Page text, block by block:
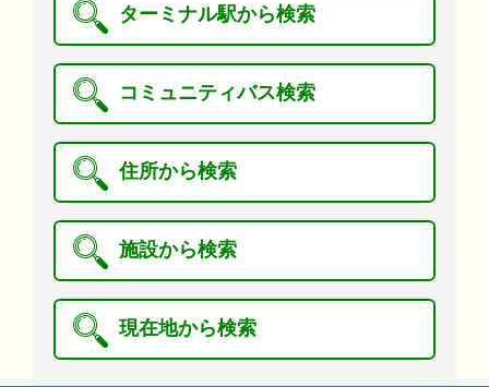
ターミナル駅から検索
コミュニティバス検索
住所から検索
施設から検索
現在地から検索